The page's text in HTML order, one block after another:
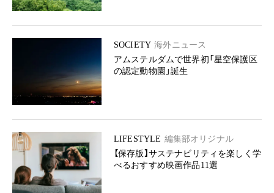
SOCIETY 海外ニュース
アムステルダムで世界初「星空保護区
の認定動物園」誕生
LIFESTYLE 編集部オリジナル
【保存版】サステナビリティを楽しく学
べるおすすめ映画作品11選